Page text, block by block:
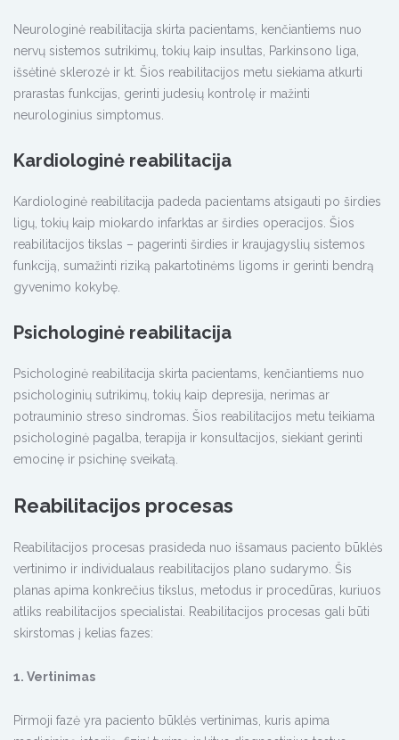
Neurologinė reabilitacija skirta pacientams, kenčiantiems nuo
nervų sistemos sutrikimų, tokių kaip insultas, Parkinsono liga,
išsėtinė sklerozė ir kt. Šios reabilitacijos metu siekiama atkurti
prarastas funkcijas, gerinti judesių kontrolę ir mažinti
neurologinius simptomus.
Kardiologinė reabilitacija
Kardiologinė reabilitacija padeda pacientams atsigauti po širdies
ligų, tokių kaip miokardo infarktas ar širdies operacijos. Šios
reabilitacijos tikslas – pagerinti širdies ir kraujagyslių sistemos
funkciją, sumažinti riziką pakartotinėms ligoms ir gerinti bendrą
gyvenimo kokybę.
Psichologinė reabilitacija
Psichologinė reabilitacija skirta pacientams, kenčiantiems nuo
psichologinių sutrikimų, tokių kaip depresija, nerimas ar
potrauminio streso sindromas. Šios reabilitacijos metu teikiama
psichologinė pagalba, terapija ir konsultacijos, siekiant gerinti
emocinę ir psichinę sveikatą.
Reabilitacijos procesas
Reabilitacijos procesas prasideda nuo išsamaus paciento būklės
vertinimo ir individualaus reabilitacijos plano sudarymo. Šis
planas apima konkrečius tikslus, metodus ir procedūras, kuriuos
atliks reabilitacijos specialistai. Reabilitacijos procesas gali būti
skirstomas į kelias fazes:
1. Vertinimas
Pirmoji fazė yra paciento būklės vertinimas, kuris apima